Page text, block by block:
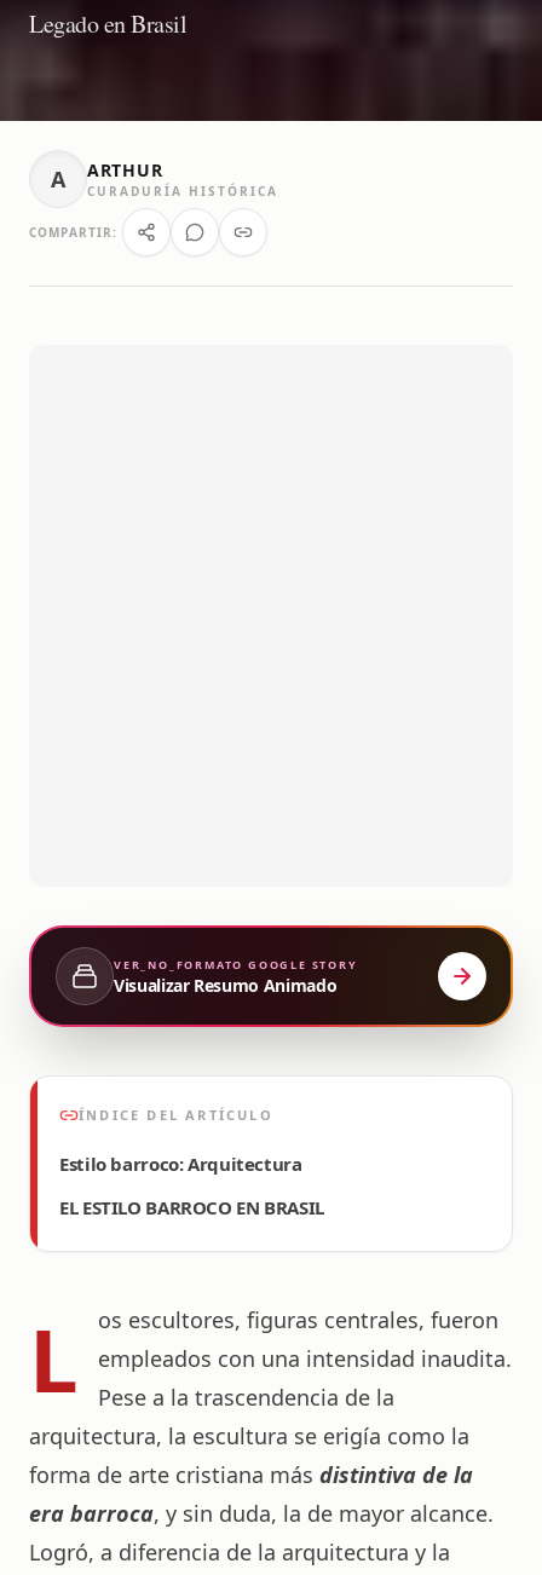
Legado en Brasil
A ARTHUR
CURADURÍA HISTÓRICA
COMPARTIR:
VER_NO_FORMATO GOOGLE STORY
Visualizar Resumo Animado
ÍNDICE DEL ARTÍCULO
Estilo barroco: Arquitectura
EL ESTILO BARROCO EN BRASIL
L
os escultores, figuras centrales, fueron
empleados con una intensidad inaudita.
Pese a la trascendencia de la
arquitectura, la escultura se erigía como la
forma de arte cristiana más distintiva de la
era barroca, y sin duda, la de mayor alcance.
Logró, a diferencia de la arquitectura y la